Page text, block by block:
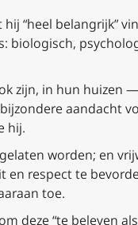
“heel belangrijk”
biologisch,
zijn, in hun huizen
aandacht
hij.
worden; en
en respect te
toe.
deze “te beleven